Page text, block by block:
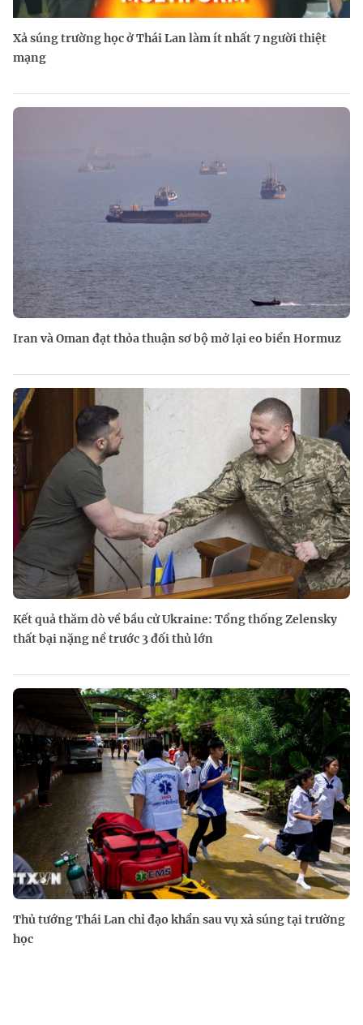
Xả súng trường học ở Thái Lan làm ít nhất 7 người thiệt
mạng
Iran và Oman đạt thỏa thuận sơ bộ mở lại eo biển Hormuz
Kết quả thăm dò về bầu cử Ukraine: Tổng thống Zelensky
thất bại nặng nề trước 3 đối thủ lớn
Thủ tướng Thái Lan chỉ đạo khẩn sau vụ xả súng tại trường
học